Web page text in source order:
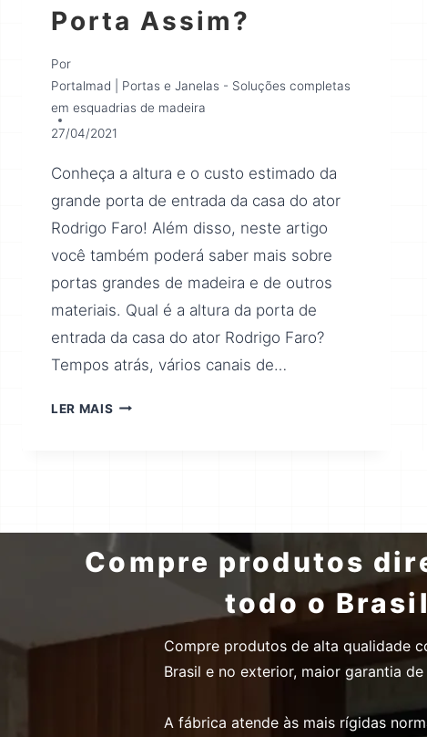
Porta Assim?
Por
Portalmad | Portas e Janelas - Soluções completas
em esquadrias de madeira
27/04/2021
Conheça a altura e o custo estimado da
grande porta de entrada da casa do ator
Rodrigo Faro! Além disso, neste artigo
você também poderá saber mais sobre
portas grandes de madeira e de outros
materiais. Qual é a altura da porta de
entrada da casa do ator Rodrigo Faro?
Tempos atrás, vários canais de…
LER MAIS
Compre produtos
todo o
Compre produtos de alta qualidade
Brasil e no exterior, maior garantia
A fábrica atende às mais rígidas